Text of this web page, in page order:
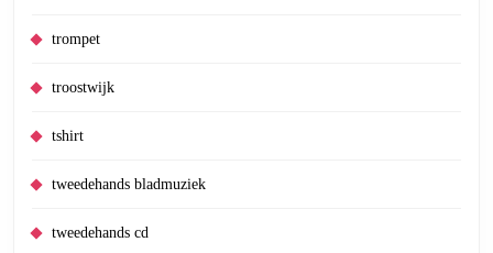
trompet
troostwijk
tshirt
tweedehands bladmuziek
tweedehands cd